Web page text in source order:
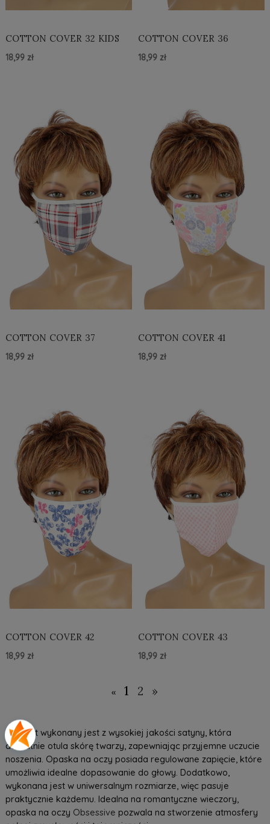
COTTON COVER 32 KIDS
18,99 zł
COTTON COVER 36
18,99 zł
COTTON COVER 37
18,99 zł
COTTON COVER 41
18,99 zł
COTTON COVER 42
18,99 zł
COTTON COVER 43
18,99 zł
« 1 2 »
Produkt wykonany jest z wysokiej jakości satyny, która
delikatnie otula skórę twarzy, zapewniając przyjemne uczucie
noszenia. Opaska na oczy posiada regulowane zapięcie, które
umożliwia idealne dopasowanie do głowy. Dodatkowo,
wykonana jest w uniwersalnym rozmiarze, więc pasuje
praktycznie każdemu. Idealna na romantyczne wieczory,
opaska na oczy Obsessive pozwala na stworzenie atmosfery